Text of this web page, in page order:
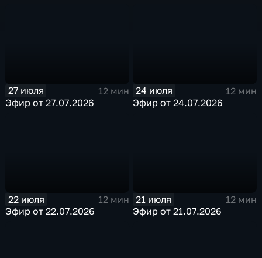
27 июля
12 мин
Эфир от 27.07.2026
24 июля
12 мин
Эфир от 24.07.2026
22 июля
12 мин
Эфир от 22.07.2026
21 июля
12 мин
Эфир от 21.07.2026